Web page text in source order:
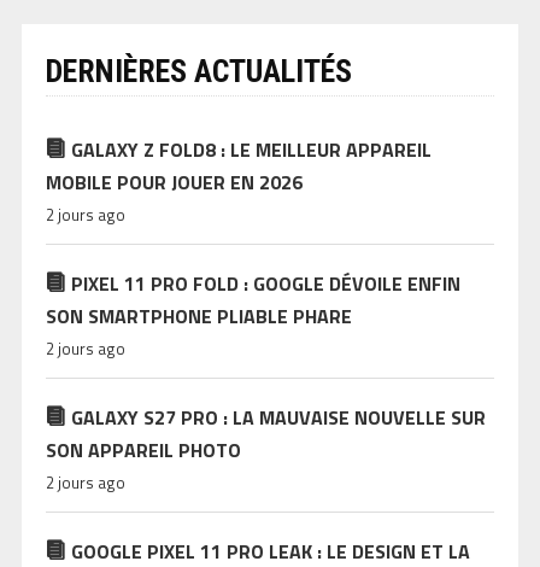
DERNIÈRES ACTUALITÉS
GALAXY Z FOLD8 : LE MEILLEUR APPAREIL
MOBILE POUR JOUER EN 2026
2 jours ago
PIXEL 11 PRO FOLD : GOOGLE DÉVOILE ENFIN
SON SMARTPHONE PLIABLE PHARE
2 jours ago
GALAXY S27 PRO : LA MAUVAISE NOUVELLE SUR
SON APPAREIL PHOTO
2 jours ago
GOOGLE PIXEL 11 PRO LEAK : LE DESIGN ET LA